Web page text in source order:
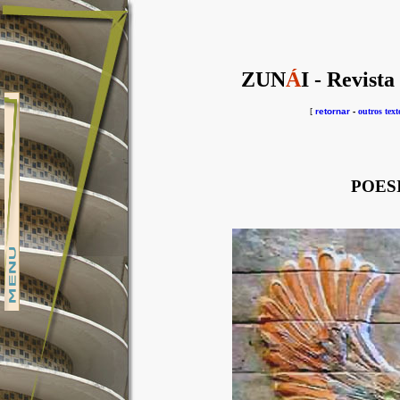
ZUNÁI - Revista
[ retornar- outros